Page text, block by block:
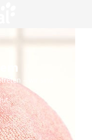
– wir sind